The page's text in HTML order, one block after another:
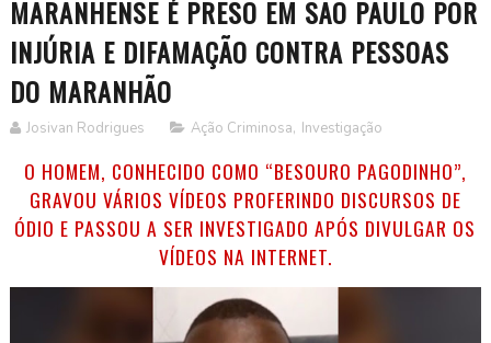
MARANHENSE É PRESO EM SÃO PAULO POR
INJÚRIA E DIFAMAÇÃO CONTRA PESSOAS
DO MARANHÃO
Josivan Rodrigues Ação Criminosa, Investigação
O HOMEM, CONHECIDO COMO “BESOURO PAGODINHO”,
GRAVOU VÁRIOS VÍDEOS PROFERINDO DISCURSOS DE
ÓDIO E PASSOU A SER INVESTIGADO APÓS DIVULGAR OS
VÍDEOS NA INTERNET.